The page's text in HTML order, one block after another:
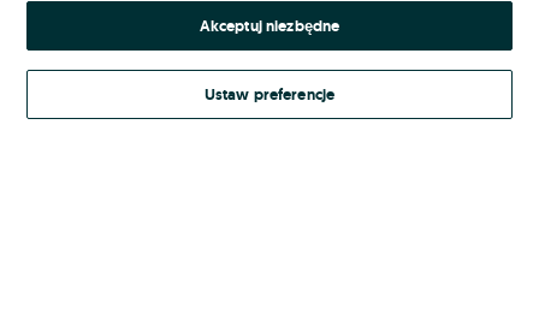
Kontynuując za pośrednictwem jednego z dostawców wskazanych powyżej,
Regulamin serwisu OLX.pl w jego aktualnym brzmieniu.
Akceptuj niezbędne
Ustaw preferencje